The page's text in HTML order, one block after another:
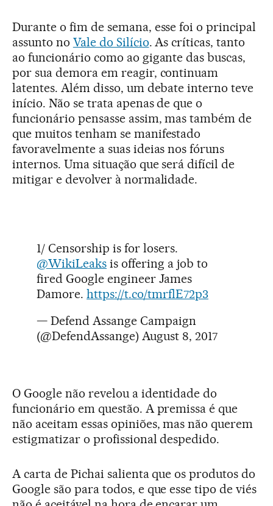
Durante o fim de semana, esse foi o principal
assunto no Vale do Silício. As críticas, tanto
ao funcionário como ao gigante das buscas,
por sua demora em reagir, continuam
latentes. Além disso, um debate interno teve
início. Não se trata apenas de que o
funcionário pensasse assim, mas também de
que muitos tenham se manifestado
favoravelmente a suas ideias nos fóruns
internos. Uma situação que será difícil de
mitigar e devolver à normalidade.
1/ Censorship is for losers.
@WikiLeaks is offering a job to
fired Google engineer James
Damore. https://t.co/tmrflE72p3
— Defend Assange Campaign
(@DefendAssange) August 8, 2017
O Google não revelou a identidade do
funcionário em questão. A premissa é que
não aceitam essas opiniões, mas não querem
estigmatizar o profissional despedido.
A carta de Pichai salienta que os produtos do
Google são para todos, e que esse tipo de viés